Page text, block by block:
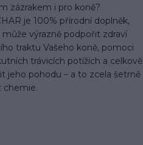
zázrakem i pro koně?
je 100% přírodní doplněk,
výrazně podpořit zdraví
traktu Vašeho koně, pomoci
trávicích potížích a celkově
jeho pohodu – a to zcela šetrně
chemie.